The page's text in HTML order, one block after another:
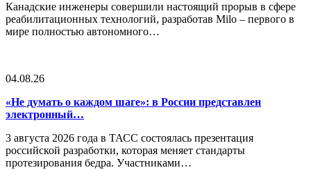
Канадские инженеры совершили настоящий прорыв в сфере
реабилитационных технологий, разработав Milo – первого в
мире полностью автономного…
04.08.26
«Не думать о каждом шаге»: в России представлен
электронный…
3 августа 2026 года в ТАСС состоялась презентация
российской разработки, которая меняет стандарты
протезирования бедра. Участниками…